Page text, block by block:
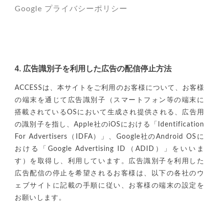
Google プライバシーポリシー
4. 広告識別子を利用した広告の配信停止方法
ACCESSは、本サイトをご利用のお客様について、お客様
の端末を通じて広告識別子（スマートフォン等の端末に
搭載されているOSにおいて生成され提供される、広告用
の識別子を指し、Apple社のiOSにおける「Identification
For Advertisers（IDFA）」、Google社のAndroid OSに
おける「Google Advertising ID（ADID）」をいいま
す）を取得し、利用しています。広告識別子を利用した
広告配信の停止を希望されるお客様は、以下の各社のウ
ェブサイトに記載の手順に従い、お客様の端末の設定を
お願いします。